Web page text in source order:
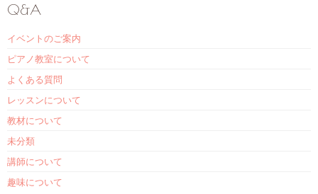
Q&A
イベントのご案内
ピアノ教室について
よくある質問
レッスンについて
教材について
未分類
講師について
趣味について